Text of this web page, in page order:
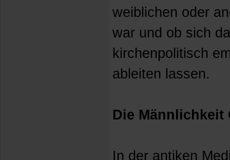
weiblichen oder
war und ob sich
kirchenpolitisch
ableiten lassen.
Die
In der antiken